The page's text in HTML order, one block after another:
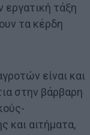
τάξη
τα κέρδη
είναι και
στην βάρβαρη
και αιτήματα,